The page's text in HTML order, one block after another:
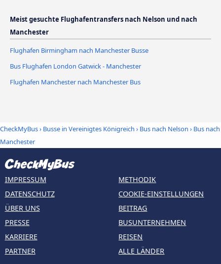
Meist gesuchte Flughafentransfers nach Nelson und nach
Manchester
Flughafen Birmingham nach Manchester Busse
Bus Flughafen London Gatwick - Manchester
Flughafen Manchester nach Manchester Bus
CheckMyBus› Busse in Vereinigtes Königreich › Bus nach Nelson › Bus nach
Manchester
IMPRESSUM
DATENSCHUTZ
ÜBER UNS
PRESSE
KARRIERE
PARTNER
METHODIK
COOKIE-EINSTELLUNGEN
BEITRAG
BUSUNTERNEHMEN
REISEN
ALLE LÄNDER